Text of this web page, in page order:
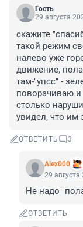
Гость
29 августа
скажите
такой режим
налево уже
движение,
там-"упсс" -
поворачиваю
столько
увидел, что им
ОТВЕТИТЬ 3
Alex000
29 августа
Не надо
ОТВЕТИТЬ